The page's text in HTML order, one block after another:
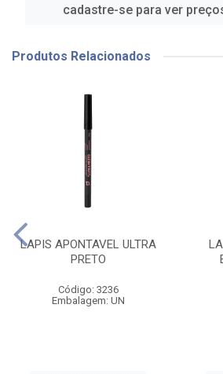
cadastre-se para ver
Produtos Relacionados
LAPIS APONTAVEL ULTRA
PRETO
Código: 3236
Embalagem: UN